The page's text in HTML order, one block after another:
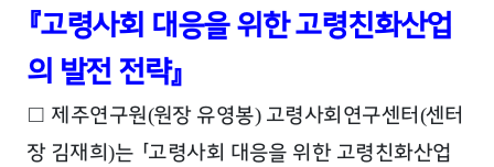
『고령사회 대응을 위한 고령친화산업
의 발전 전략』
□ 제주연구원(원장 유영봉) 고령사회연구센터(센터
장 김재희)는 「고령사회 대응을 위한 고령친화산업